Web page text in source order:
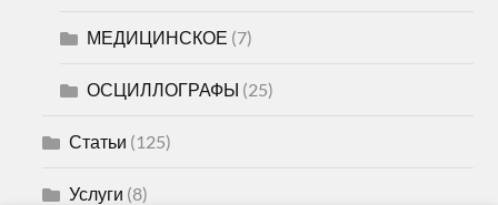
МЕДИЦИНСКОЕ (7)
ОСЦИЛЛОГРАФЫ (25)
Статьи (125)
Услуги (8)